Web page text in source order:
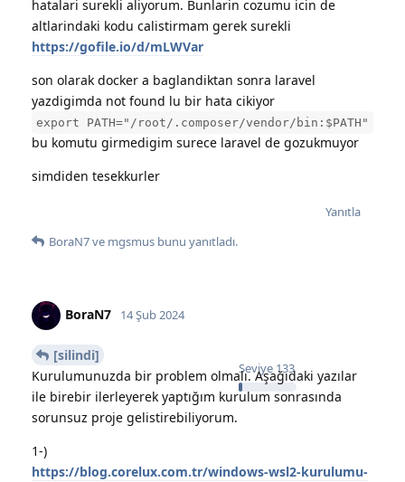
hatalari surekli aliyorum. Bunlarin cozumu icin de
altlarindaki kodu calistirmam gerek surekli
https://gofile.io/d/mLWVar
son olarak docker a baglandiktan sonra laravel
yazdigimda not found lu bir hata cikiyor
export PATH="/root/.composer/vendor/bin:$PATH"
bu komutu girmedigim surece laravel de gozukmuyor
simdiden tesekkurler
Yanıtla
BoraN7ve mgsmus bunu yanıtladı.
BoraN7
Seviye 133
14 Şub 2024
[silindi]
Kurulumunuzda bir problem olmalı. Aşağıdaki yazılar
ile birebir ilerleyerek yaptığım kurulum sonrasında
sorunsuz proje gelistirebiliyorum.
1-)
https://blog.corelux.com.tr/windows-wsl2-kurulumu-